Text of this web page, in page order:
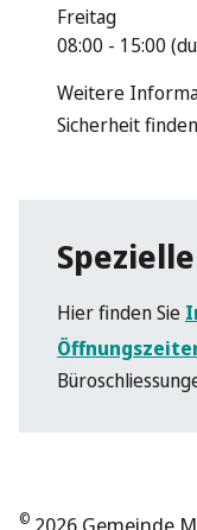
Freitag
08:00 - 15:00
Weitere
Sicherheit
Hier finden Sie
©